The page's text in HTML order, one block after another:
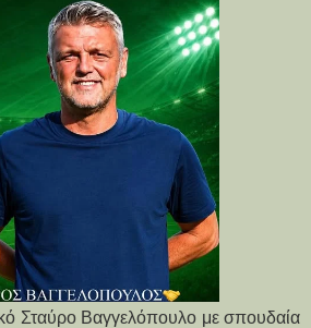
Σταύρο Βαγγελόπουλο με σπουδαία